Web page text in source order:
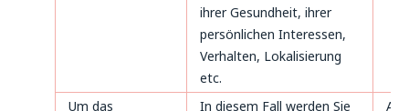
ihrer Gesundheit, ihrer
persönlichen Interessen,
Verhalten, Lokalisierung
etc.
Um das In diesem Fall werden Sie